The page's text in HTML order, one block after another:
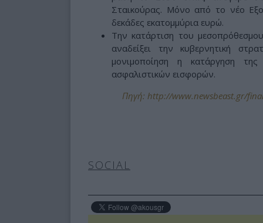
Σταικούρας. Μόνο από το νέο
δεκάδες εκατομμύρια ευρώ.
Την κατάρτιση του
αναδείξει την κυβερνητική
μονιμοποίηση η κατάργηση
ασφαλιστικών εισφορών.
Πηγή: http://www.newsbeast.gr/
SOCIAL